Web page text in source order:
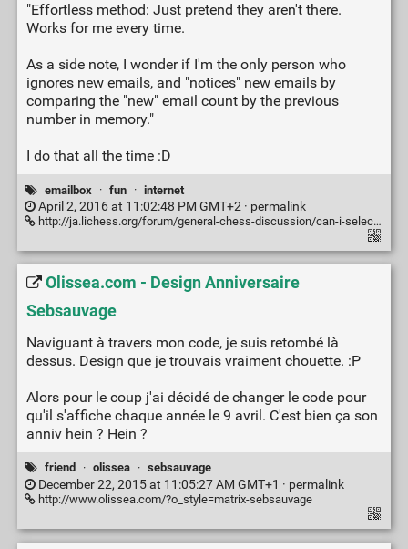
"Effortless method: Just pretend they aren't there.
Works for me every time.
As a side note, I wonder if I'm the only person who
ignores new emails, and "notices" new emails by
comparing the "new" email count by the previous
number in memory."
I do that all the time :D
emailbox · fun · internet
April 2, 2016 at 11:02:48 PM GMT+2 · permalink
http://ja.lichess.org/forum/general-chess-discussion/can-i-select-all-and-delete-all-my-inbox#5
Olissea.com - Design Anniversaire
Sebsauvage
Naviguant à travers mon code, je suis retombé là
dessus. Design que je trouvais vraiment chouette. :P
Alors pour le coup j'ai décidé de changer le code pour
qu'il s'affiche chaque année le 9 avril. C'est bien ça son
anniv hein ? Hein ?
friend · olissea · sebsauvage
December 22, 2015 at 11:05:27 AM GMT+1 · permalink
http://www.olissea.com/?o_style=matrix-sebsauvage